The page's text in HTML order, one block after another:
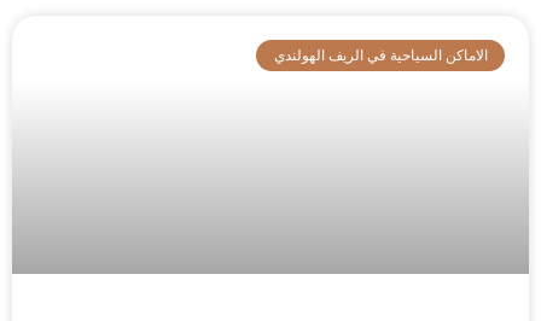
الاماكن السياحية في الريف الهولندي